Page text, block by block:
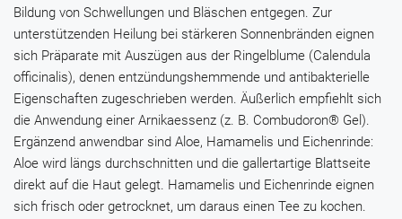
Bildung von Schwellungen und Bläschen entgegen. Zur
unterstützenden Heilung bei stärkeren Sonnenbränden eignen
sich Präparate mit Auszügen aus der Ringelblume (Calendula
officinalis), denen entzündungshemmende und antibakterielle
Eigenschaften zugeschrieben werden. Äußerlich empfiehlt sich
die Anwendung einer Arnikaessenz (z. B. Combudoron® Gel).
Ergänzend anwendbar sind Aloe, Hamamelis und Eichenrinde:
Aloe wird längs durchschnitten und die gallertartige Blattseite
direkt auf die Haut gelegt. Hamamelis und Eichenrinde eignen
sich frisch oder getrocknet, um daraus einen Tee zu kochen.